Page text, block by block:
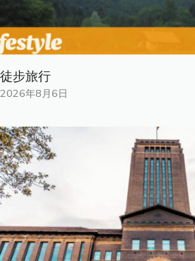
徒步旅行
2026年8月6日